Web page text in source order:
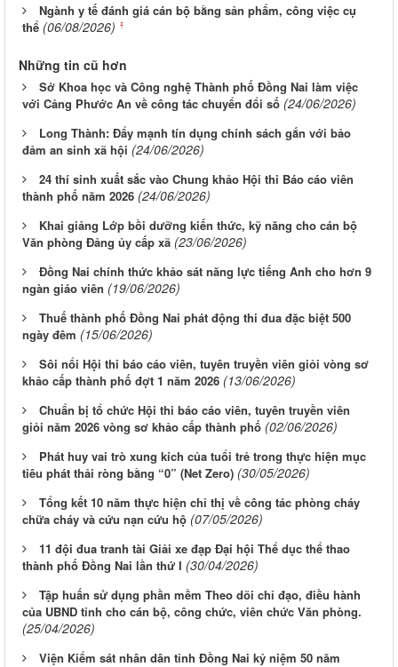
Ngành y tế đánh giá cán bộ bằng sản phẩm, công việc cụ
thể (06/08/2026)
Những tin cũ hơn
Sở Khoa học và Công nghệ Thành phố Đồng Nai làm việc
với Cảng Phước An về công tác chuyển đổi số (24/06/2026)
Long Thành: Đẩy mạnh tín dụng chính sách gắn với bảo
đảm an sinh xã hội (24/06/2026)
24 thí sinh xuất sắc vào Chung khảo Hội thi Báo cáo viên
thành phố năm 2026 (24/06/2026)
Khai giảng Lớp bồi dưỡng kiến thức, kỹ năng cho cán bộ
Văn phòng Đảng ủy cấp xã (23/06/2026)
Đồng Nai chính thức khảo sát năng lực tiếng Anh cho hơn 9
ngàn giáo viên (19/06/2026)
Thuế thành phố Đồng Nai phát động thi đua đặc biệt 500
ngày đêm (15/06/2026)
Sôi nổi Hội thi báo cáo viên, tuyên truyền viên giỏi vòng sơ
khảo cấp thành phố đợt 1 năm 2026 (13/06/2026)
Chuẩn bị tổ chức Hội thi báo cáo viên, tuyên truyền viên
giỏi năm 2026 vòng sơ khảo cấp thành phố (02/06/2026)
Phát huy vai trò xung kích của tuổi trẻ trong thực hiện mục
tiêu phát thải ròng bằng “0” (Net Zero) (30/05/2026)
Tổng kết 10 năm thực hiện chỉ thị về công tác phòng cháy
chữa cháy và cứu nạn cứu hộ (07/05/2026)
11 đội đua tranh tài Giải xe đạp Đại hội Thể dục thể thao
thành phố Đồng Nai lần thứ I (30/04/2026)
Tập huấn sử dụng phần mềm Theo dõi chỉ đạo, điều hành
của UBND tỉnh cho cán bộ, công chức, viên chức Văn phòng.
(25/04/2026)
Viện Kiểm sát nhân dân tỉnh Đồng Nai kỷ niệm 50 năm